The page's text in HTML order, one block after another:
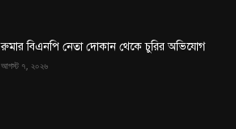
রুমার বিএনপি নেতা দোকান থেকে চুরির অভিযোগ
আগস্ট ৭, ২০২৬